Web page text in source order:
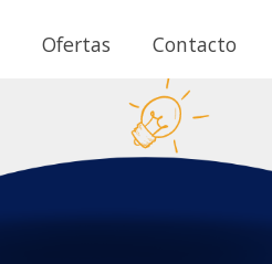
Ofertas Contacto